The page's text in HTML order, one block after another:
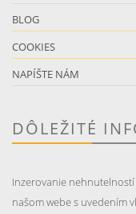
BLOG
COOKIES
NAPÍŠTE NÁM
DÔLEŽITÉ
Inzerovanie
našom webe s uvedením